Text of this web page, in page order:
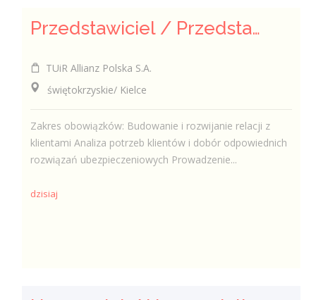
Przedstawiciel / Przedstawicielka ds. sprzedaży ubezpieczeń majątkowych
TUiR Allianz Polska S.A.
świętokrzyskie/ Kielce
Zakres obowiązków: Budowanie i rozwijanie relacji z
klientami Analiza potrzeb klientów i dobór odpowiednich
rozwiązań ubezpieczeniowych Prowadzenie...
dzisiaj